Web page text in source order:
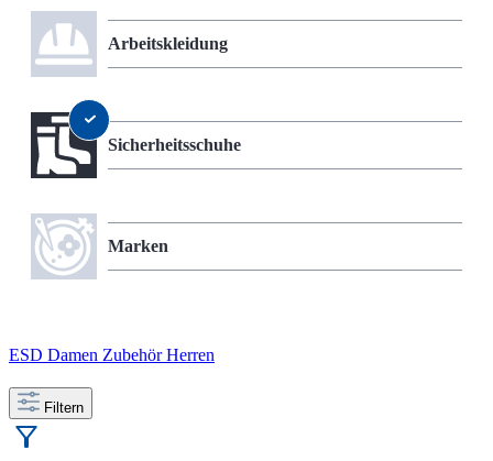
Arbeitskleidung
Sicherheitsschuhe
Marken
ESD Damen ZubehörHerren
Filtern